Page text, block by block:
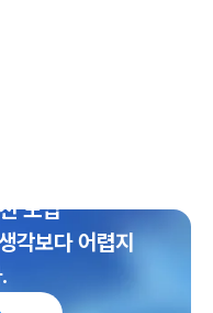
도입
각보다 어렵지